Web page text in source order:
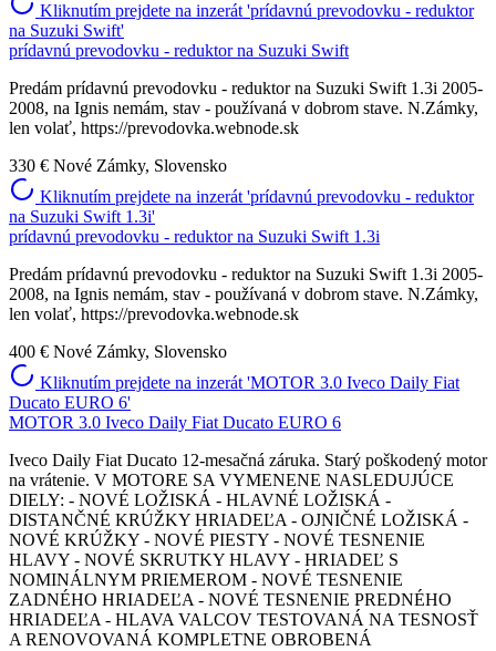
Kliknutím prejdete na inzerát 'prídavnú prevodovku - reduktor
na Suzuki Swift'
prídavnú prevodovku - reduktor na Suzuki Swift
Predám prídavnú prevodovku - reduktor na Suzuki Swift 1.3i 2005-
2008, na Ignis nemám, stav - používaná v dobrom stave. N.Zámky,
len volať, https://prevodovka.webnode.sk
330 € Nové Zámky, Slovensko
Kliknutím prejdete na inzerát 'prídavnú prevodovku - reduktor
na Suzuki Swift 1.3i'
prídavnú prevodovku - reduktor na Suzuki Swift 1.3i
Predám prídavnú prevodovku - reduktor na Suzuki Swift 1.3i 2005-
2008, na Ignis nemám, stav - používaná v dobrom stave. N.Zámky,
len volať, https://prevodovka.webnode.sk
400 € Nové Zámky, Slovensko
Kliknutím prejdete na inzerát 'MOTOR 3.0 Iveco Daily Fiat
Ducato EURO 6'
MOTOR 3.0 Iveco Daily Fiat Ducato EURO 6
Iveco Daily Fiat Ducato 12-mesačná záruka. Starý poškodený motor
na vrátenie. V MOTORE SA VYMENENE NASLEDUJÚCE
DIELY: - NOVÉ LOŽISKÁ - HLAVNÉ LOŽISKÁ -
DISTANČNÉ KRÚŽKY HRIADEĽA - OJNIČNÉ LOŽISKÁ -
NOVÉ KRÚŽKY - NOVÉ PIESTY - NOVÉ TESNENIE
HLAVY - NOVÉ SKRUTKY HLAVY - HRIADEĽ S
NOMINÁLNYM PRIEMEROM - NOVÉ TESNENIE
ZADNÉHO HRIADEĽA - NOVÉ TESNENIE PREDNÉHO
HRIADEĽA - HLAVA VALCOV TESTOVANÁ NA TESNOSŤ
A RENOVOVANÁ KOMPLETNE OBROBENÁ